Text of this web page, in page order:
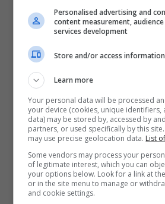
Personalised advertising and
content measurement,
services development
Store and/or access
Learn more
Your personal data will be processed
your device (cookies, unique identifiers,
data) may be stored by, accessed by
partners, or used specifically by this
may use precise geolocation data. List
Some vendors may process your
of legitimate interest, which you can
your options below. Look for a link at
or in the site menu to manage or
and cookie settings.